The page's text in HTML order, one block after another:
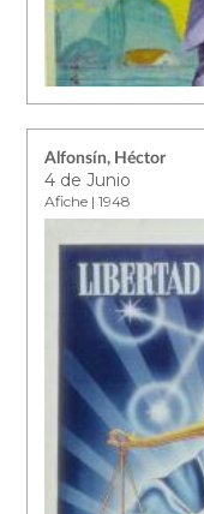
Alfonsín, Héctor
4 de Junio
Afiche | 1948